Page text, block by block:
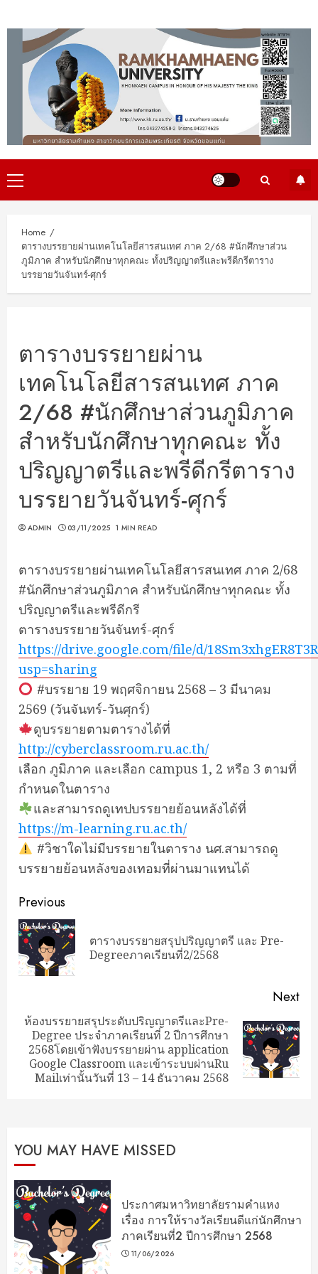
to
content
Primary
Menu
Home
ตารางบรรยายผ่านเทคโนโลยีสารสนเทศ ภาค 2/68 #นักศึกษาส่วน
ภูมิภาค สำหรับนักศึกษาทุกคณะ ทั้งปริญญาตรีและพรีดีกรีตาราง
บรรยายวันจันทร์-ศุกร์
ตารางบรรยายผ่าน
เทคโนโลยีสารสนเทศ ภาค
2/68 #นักศึกษาส่วนภูมิภาค
สำหรับนักศึกษาทุกคณะ ทั้ง
ปริญญาตรีและพรีดีกรีตาราง
บรรยายวันจันทร์-ศุกร์
ADMIN 03/11/2025 1 MIN READ
ตารางบรรยายผ่านเทคโนโลยีสารสนเทศ ภาค 2/68
#นักศึกษาส่วนภูมิภาค สำหรับนักศึกษาทุกคณะ ทั้ง
ปริญญาตรีและพรีดีกรี
ตารางบรรยายวันจันทร์-ศุกร์
https://drive.google.com/file/d/
usp=sharing
#บรรยาย 19 พฤศจิกายน 2568 – 3 มีนาคม
2569 (วันจันทร์-วันศุกร์)
ดูบรรยายตามตารางได้ที่
http://cyberclassroom.ru.ac.th/
เลือก ภูมิภาค และเลือก campus 1, 2 หรือ 3 ตามที่
กำหนดในตาราง
และสามารถดูเทปบรรยายย้อนหลังได้ที่
https://m-learning.ru.ac.th/
#วิชาใดไม่มีบรรยายในตาราง นศ.สามารถดู
บรรยายย้อนหลังของเทอมที่ผ่านมาแทนได้
Continue
Reading
Previous
ตารางบรรยายสรุปปริญญาตรี และ Pre-
Degreeภาคเรียนที่2/2568
Next
Next
post:
ห้องบรรยายสรุประดับปริญญาตรีและPre-
Degree ประจำภาคเรียนที่ 2 ปีการศึกษา
2568โดยเข้าฟังบรรยายผ่าน application
Google Classroom และเข้าระบบผ่านRu
Mailเท่านั้นวันที่ 13 – 14 ธันวาคม 2568
YOU MAY HAVE MISSED
ประกาศมหาวิทยาลัยรามคำแหง
เรื่อง การให้รางวัลเรียนดีแก่นักศึกษา
ภาคเรียนที่2 ปีการศึกษา 2568
11/06/2026